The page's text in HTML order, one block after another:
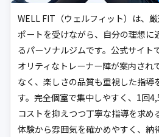
WELL FIT（ウェルフィット）は、
ポートを受けながら、自分の理想に
るパーソナルジムです。公式サイト
オリティなトレーナー陣が案内され
なく、楽しさの品質も重視した指導
す。完全個室で集中しやすく、1回
コストを抑えつつ丁寧な指導を求め
体験から雰囲気を確かめやすく、納